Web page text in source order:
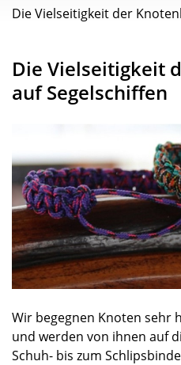
Die Vielseitigkeit der
Die Vielseitigkeit
auf Segelschiffen
Wir begegnen Knoten sehr
und werden von ihnen auf
Schuh- bis zum